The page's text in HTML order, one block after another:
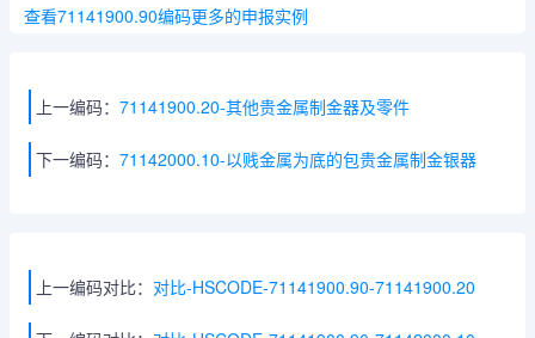
查看71141900.90编码更多的申报实例
上一编码： 71141900.20-其他贵金属制金器及零件
下一编码： 71142000.10-以贱金属为底的包贵金属制金银器
上一编码对比： 对比-HSCODE-71141900.90-71141900.20